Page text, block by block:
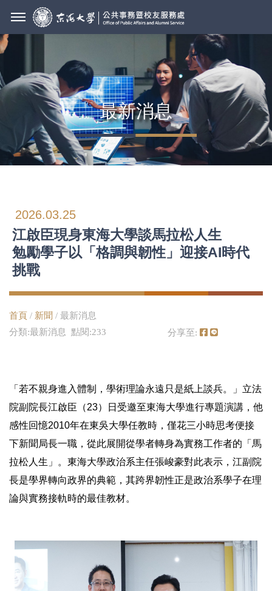
最新消息
2026.03.25
江啟臣現身東海大學談馬拉松人生
勉勵學子以「格調與韌性」迎接AI時代
挑戰
首頁 / 新聞 / 最新消息
分類:最新消息 點閱:233
分享至:
「若不親身進入體制，學術理論永遠只是紙上談兵。」立法
院副院長江啟臣（23）日受邀至東海大學進行專題演講，他
感性回憶2010年在東吳大學任教時，僅花三小時思考便接
下新聞局長一職，從此展開從學者轉身為實務工作者的「馬
拉松人生」。東海大學政治系主任張峻豪對此表示，江副院
長是學界轉向政界的典範，其跨界韌性正是政治系學子在理
論與實務接軌時的最佳教材。